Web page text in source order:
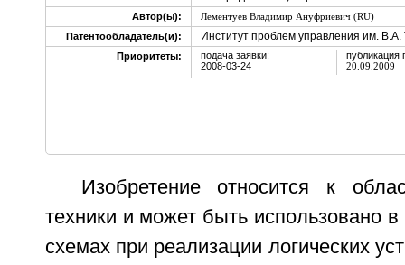
Автор(ы):
Лементуев Владимир Ануфриевич (RU)
Патентообладатель(и):
Институт проблем управления им.
Приоритеты:
подача заявки:
2008-03-24
публикация
20.09.2009
Изобретение относится к
техники и может быть использовано
схемах при реализации логических